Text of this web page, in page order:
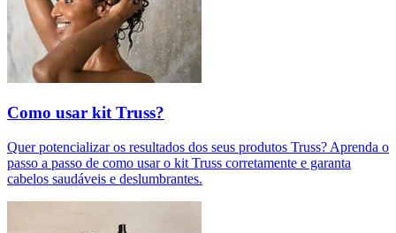
Como usar kit Truss?
Quer potencializar os resultados dos seus produtos Truss? Aprenda o
passo a passo de como usar o kit Truss corretamente e garanta
cabelos saudáveis e deslumbrantes.